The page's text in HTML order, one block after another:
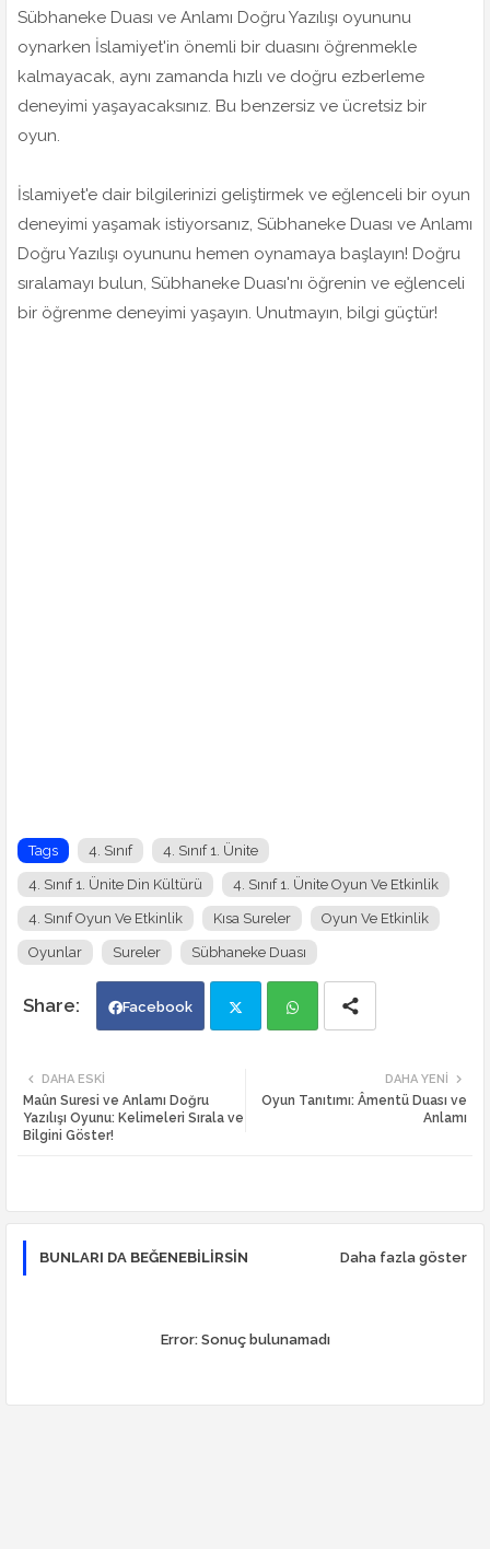
Sübhaneke Duası ve Anlamı Doğru Yazılışı oyununu
oynarken İslamiyet'in önemli bir duasını öğrenmekle
kalmayacak, aynı zamanda hızlı ve doğru ezberleme
deneyimi yaşayacaksınız. Bu benzersiz ve ücretsiz bir
oyun.
İslamiyet'e dair bilgilerinizi geliştirmek ve eğlenceli bir oyun
deneyimi yaşamak istiyorsanız, Sübhaneke Duası ve Anlamı
Doğru Yazılışı oyununu hemen oynamaya başlayın! Doğru
sıralamayı bulun, Sübhaneke Duası'nı öğrenin ve eğlenceli
bir öğrenme deneyimi yaşayın. Unutmayın, bilgi güçtür!
Tags 4. Sınıf 4. Sınıf 1. Ünite
4. Sınıf 1. Ünite Din Kültürü 4. Sınıf 1. Ünite Oyun Ve Etkinlik
4. Sınıf Oyun Ve Etkinlik Kısa Sureler Oyun Ve Etkinlik
Oyunlar Sureler Sübhaneke Duası
Facebook
ats
DAHA YENI
Oyun Tanıtımı: Âmentü Duası ve
Anlamı
DAHA ESKI
Maûn Suresi ve Anlamı Doğru
Yazılışı Oyunu: Kelimeleri Sırala ve
Bilgini Göster!
BUNLARI DA BEĞENEBILIRSIN Daha fazla göster
Error:Sonuç bulunamadı